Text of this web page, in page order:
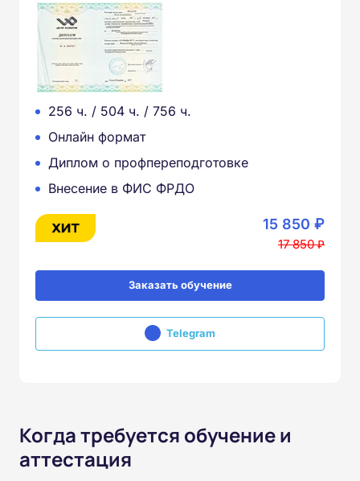
256 ч. / 504 ч. / 756 ч.
Онлайн формат
Диплом о профпереподготовке
Внесение в ФИС ФРДО
15 850 ₽
17 850 ₽
Заказать обучение
Telegram
Когда требуется обучение и
аттестация